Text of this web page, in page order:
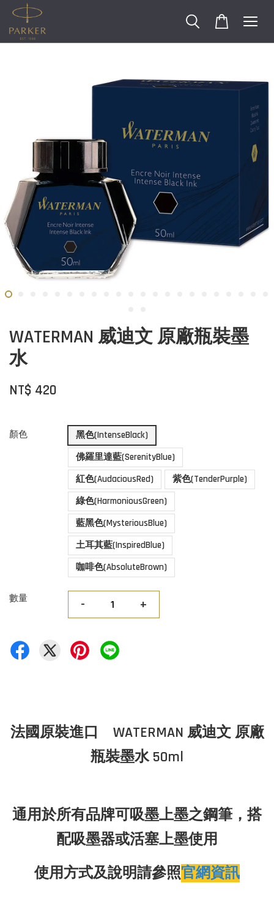
WATERMAN 威迪文 原廠瓶裝墨
水
NT$ 420
顏色
黑色(IntenseBlack)
佛羅里達藍(SerenityBlue)
紅色(AudaciousRed)
紫色(TenderPurple)
綠色(HarmoniousGreen)
藍黑色(MysteriousBlue)
土耳其藍(InspiredBlue)
咖啡色(AbsoluteBrown)
數量 - +
法國原裝進口 WATERMAN 威迪文 原廠
瓶裝墨水 50ml
通用於所有品牌可吸墨上墨之鋼筆，搭
配吸墨器或活塞上墨使用
使用方式及說明請參照官網資訊